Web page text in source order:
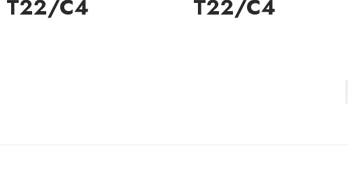
T22/C4
T22/C4